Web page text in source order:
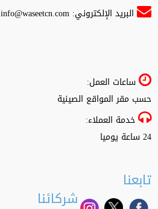
البريد الإلكتروني:info@waseetcn.com
ساعات العمل:
حسب مقر المواقع الصينية
خدمة العملاء:
24 ساعة يوميا
تابعنا
شركائنا